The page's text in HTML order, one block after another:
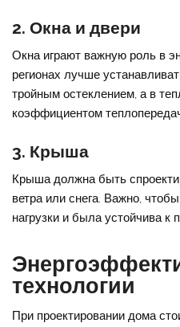
2. Окна и двери
Окна играют важную роль в
регионах лучше
тройным остеклением, а в
коэффициентом
3. Крыша
Крыша должна быть
ветра или снега. Важно,
нагрузки и была устойчива к
технологии
При проектировании дома